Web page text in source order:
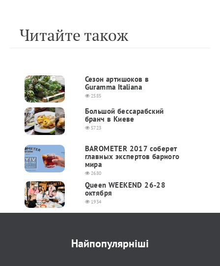
Читайте також
Сезон артишоков в
Guramma Italiana
2585
Большой бессарабский
бранч в Киеве
5723
BAROMETER 2017 соберет
главных экспертов барного
мира
2680
Queen WEEKEND 26-28
октября
1934
Найпопулярніші